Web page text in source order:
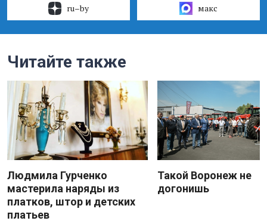
ru–by макс
Читайте также
Людмила Гурченко
мастерила наряды из
платков, штор и детских
платьев
Такой Воронеж не
догонишь